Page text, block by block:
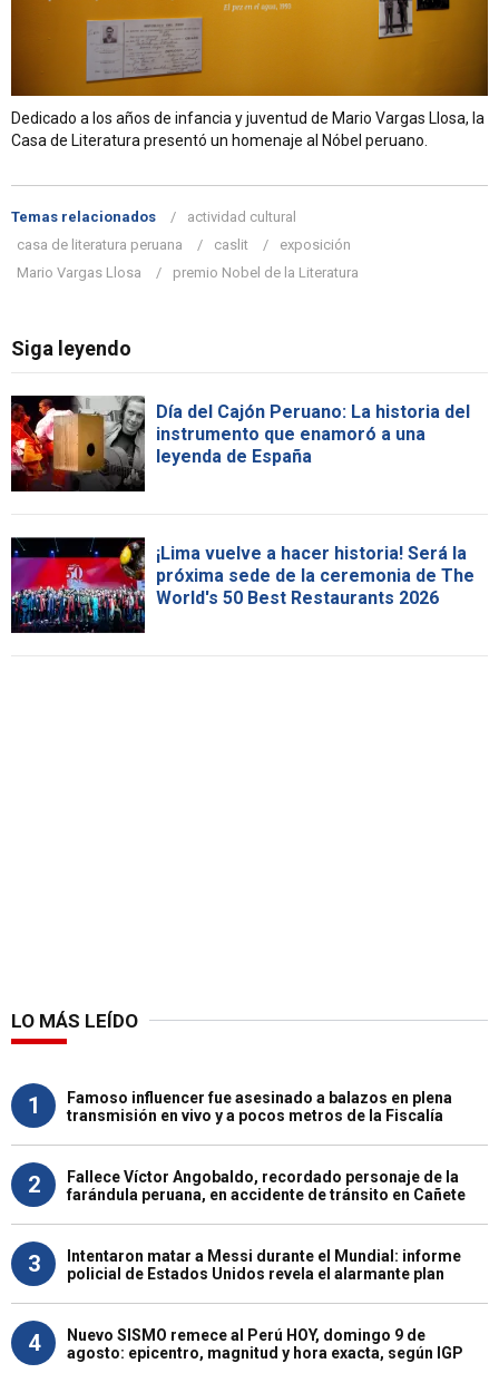
Dedicado a los años de infancia y juventud de Mario Vargas Llosa, la
Casa de Literatura presentó un homenaje al Nóbel peruano.
Temas relacionados
actividad cultural
casa de literatura peruana
caslit
exposición
Mario Vargas Llosa
premio Nobel de la Literatura
Siga leyendo
Día del Cajón Peruano: La historia del
instrumento que enamoró a una
leyenda de España
¡Lima vuelve a hacer historia! Será la
próxima sede de la ceremonia de The
World's 50 Best Restaurants 2026
LO MÁS LEÍDO
1
Famoso influencer fue asesinado a balazos en plena
transmisión en vivo y a pocos metros de la Fiscalía
2
Fallece Víctor Angobaldo, recordado personaje de la
farándula peruana, en accidente de tránsito en Cañete
3
Intentaron matar a Messi durante el Mundial: informe
policial de Estados Unidos revela el alarmante plan
4
Nuevo SISMO remece al Perú HOY, domingo 9 de
agosto: epicentro, magnitud y hora exacta, según IGP